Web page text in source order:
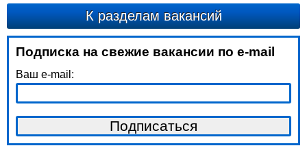
К разделам вакансий
Подписка на свежие вакансии по e-mail
Ваш e-mail: